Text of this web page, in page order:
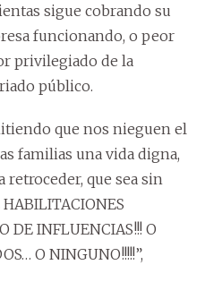
sigue cobrando su
funcionando, o peor
privilegiado de la
público.
que nos nieguen el
familias una vida digna,
retroceder, que sea sin
DE INFLUENCIAS!!! O
O NINGUNO!!!!!”,